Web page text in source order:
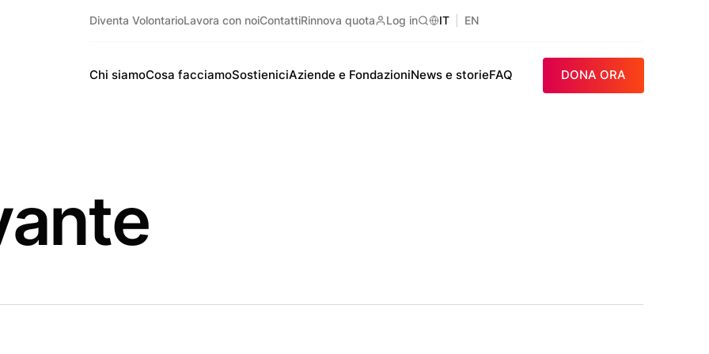
Chi siamoCosa facciamoSostieniciAziende e FondazioniNews e storieFAQ DONA ORA
Diventa VolontarioLavora con noiContattiRinnova quota Log in
Ricerca
IT EN